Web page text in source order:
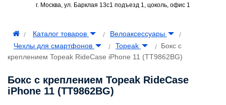
г. Москва, ул. Барклая 13с1 подъезд 1, цоколь, офис 1
Каталог товаров
Велоаксессуары
Чехлы для смартфонов
Topeak
Бокс с
креплением Topeak RideCase iPhone 11 (TT9862BG)
Бокс с креплением Topeak RideCase
iPhone 11 (TT9862BG)